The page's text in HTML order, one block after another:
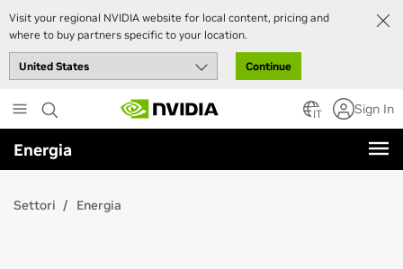
Visit your regional NVIDIA website for local content, pricing and
where to buy partners specific to your location.
Continue
to
main
content
IT Sign In
Energia
Settori Energia